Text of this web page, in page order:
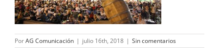
PorAG Comunicación | julio 16th, 2018 | Sin comentarios